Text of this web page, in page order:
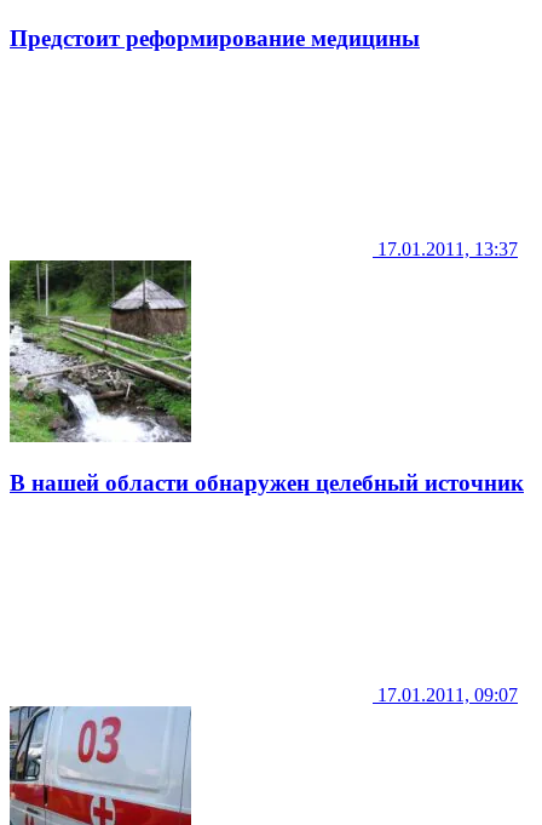
Предстоит реформирование медицины
17.01.2011, 13:37
В нашей области обнаружен целебный источник
17.01.2011, 09:07